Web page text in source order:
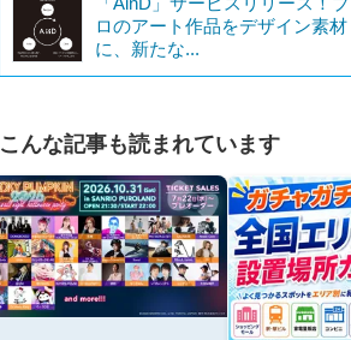
ロのアート作品をデザイン素材
に、新たな...
こんな記事も読まれています